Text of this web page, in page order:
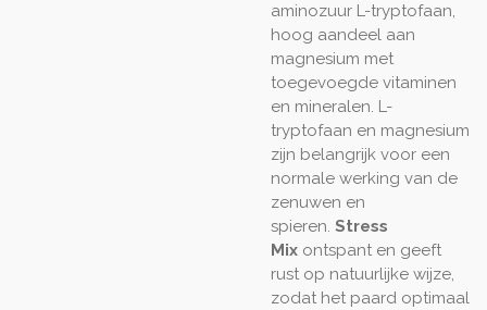
aminozuur L-tryptofaan,
hoog aandeel aan
magnesium met
toegevoegde vitaminen
en mineralen. L-
tryptofaan en magnesium
zijn belangrijk voor een
normale werking van de
zenuwen en
spieren. Stress
Mix ontspant en geeft
rust op natuurlijke wijze,
zodat het paard optimaal